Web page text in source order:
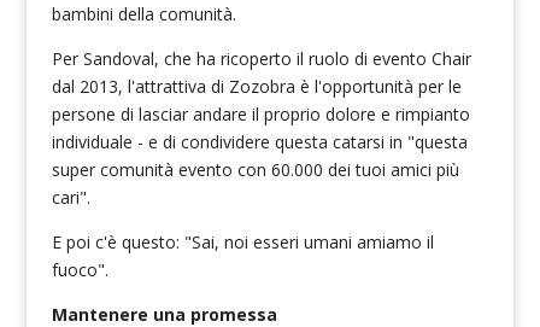
bambini della comunità.
Per Sandoval, che ha ricoperto il ruolo di evento Chair
dal 2013, l'attrattiva di Zozobra è l'opportunità per le
persone di lasciar andare il proprio dolore e rimpianto
individuale - e di condividere questa catarsi in "questa
super comunità evento con 60.000 dei tuoi amici più
cari".
E poi c'è questo: "Sai, noi esseri umani amiamo il
fuoco".
Mantenere una promessa